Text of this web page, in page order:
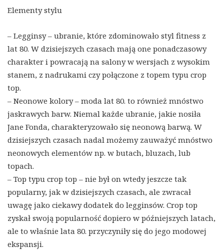
Elementy stylu
– Legginsy – ubranie, które zdominowało styl fitness z
lat 80. W dzisiejszych czasach mają one ponadczasowy
charakter i powracają na salony w wersjach z wysokim
stanem, z nadrukami czy połączone z topem typu crop
top.
– Neonowe kolory – moda lat 80. to również mnóstwo
jaskrawych barw. Niemal każde ubranie, jakie nosiła
Jane Fonda, charakteryzowało się neonową barwą. W
dzisiejszych czasach nadal możemy zauważyć mnóstwo
neonowych elementów np. w butach, bluzach, lub
topach.
– Top typu crop top – nie był on wtedy jeszcze tak
popularny, jak w dzisiejszych czasach, ale zwracał
uwagę jako ciekawy dodatek do legginsów. Crop top
zyskał swoją popularność dopiero w późniejszych latach,
ale to właśnie lata 80. przyczyniły się do jego modowej
ekspansji.